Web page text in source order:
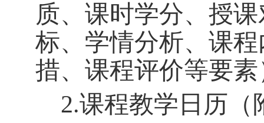
质、课时学分、授
标、学情分析、课
措、课程评价等要
2.课程教学日历（